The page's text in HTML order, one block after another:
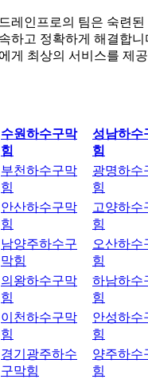
레인프로의 팀은 숙련
하고 정확하게 해결합
게 최상의 서비스를 제
수원하수구막
힘
성남하수
힘
부천하수구막
힘
광명하수
힘
안산하수구막
힘
고양하수
힘
남양주하수구
막힘
오산하수
힘
의왕하수구막
힘
하남하수
힘
이천하수구막
힘
안성하수
힘
경기광주하수
구막힘
양주하수
힘